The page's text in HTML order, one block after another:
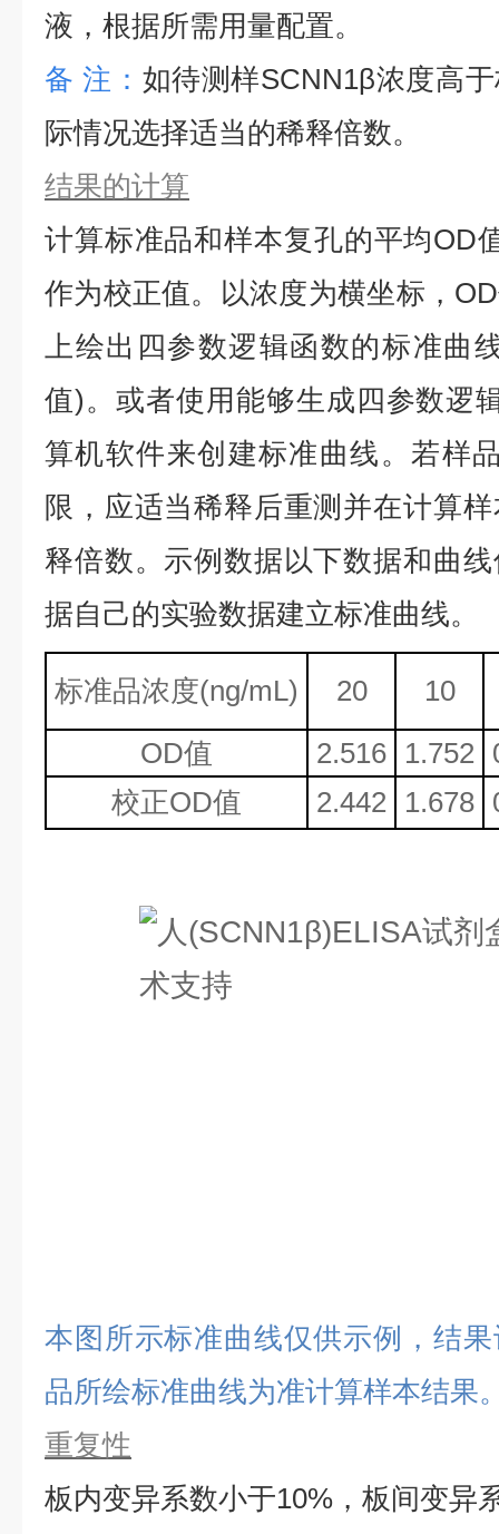
液，根据所需用量配置。
备 注： 如待测样SCNN1β浓度高
际情况选择适当的稀释倍数。
结果的计算
计算标准品和样本复孔的平均OD
作为校正值。以浓度为横坐标，
上绘出四参数逻辑函数的标准曲
值)。或者使用能够生成四参数逻
算机软件来创建标准曲线。若样
限，应适当稀释后重测并在计算
释倍数。示例数据以下数据和曲
据自己的实验数据建立标准曲线。
标准品浓度(ng/mL) 20
10
OD值
2.516 1.752
校正OD值 2.442 1.678
本图所示标准曲线仅供示例，结
品所绘标准曲线为准计算样本结果
重复性
板内变异系数小于10%，板间变异